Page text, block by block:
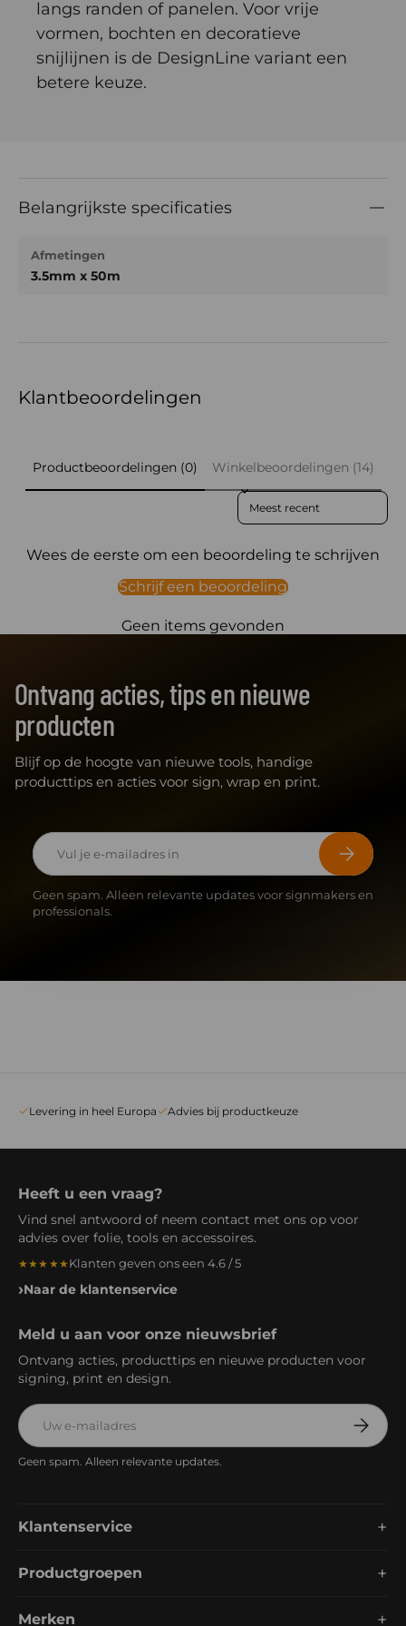
langs randen of panelen. Voor vrije
vormen, bochten en decoratieve
snijlijnen is de DesignLine variant een
betere keuze.
Belangrijkste specificaties
Afmetingen
3.5mm x 50m
Klantbeoordelingen
Productbeoordelingen (0) Winkelbeoordelingen (14)
Sort reviews by
Wees de eerste om een beoordeling te schrijven
Schrijf een beoordeling
Geen items gevonden
Ontvang acties, tips en nieuwe
producten
Blijf op de hoogte van nieuwe tools, handige
producttips en acties voor sign, wrap en print.
E-mailadres
Abonneer
Geen spam. Alleen relevante updates voor signmakers en
professionals.
Levering in heel Europa Advies bij productkeuze
Heeft u een vraag?
Vind snel antwoord of neem contact met ons op voor
advies over folie, tools en accessoires.
★★★★★Klanten geven ons een 4.6 / 5
Naar de klantenservice
Meld u aan voor onze nieuwsbrief
Ontvang acties, producttips en nieuwe producten voor
signing, print en design.
E-mailadres
Geen spam. Alleen relevante updates.
Klantenservice +
Productgroepen +
Merken +